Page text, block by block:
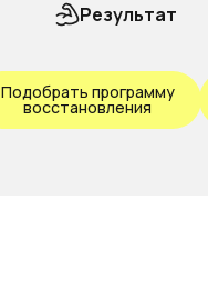
Результат
Подобрать программу
восстановления